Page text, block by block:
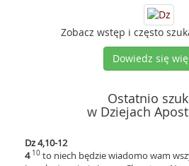
Zobacz wstęp i często
Dowiedz się
Ostatnio
w Dziejach
Dz 4,10-12
4 10 to niech będzie wiadomo wam